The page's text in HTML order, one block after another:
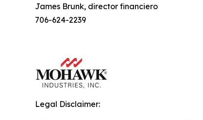
James Brunk, director financiero
706-624-2239
Legal Disclaimer: